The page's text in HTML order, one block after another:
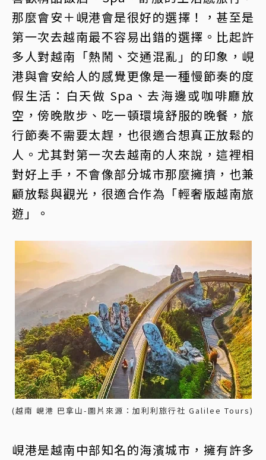
那麼會安＋峴港會是很好的選擇！，甚至是
第一次去越南最不容易出錯的選擇。比起許
多人對越南「熱鬧、交通混亂」的印象，峴
港與會安給人的感覺更像是一種慢節奏的度
假生活：白天做 Spa、去海邊或咖啡廳放
空，傍晚散步、吃一頓環境舒服的晚餐，旅
行節奏不需要太趕，也很適合想真正放鬆的
人。尤其對第一次去越南的人來說，這裡相
對好上手，不會像部分城市那麼擁擠，也兼
顧放鬆與觀光，很適合作為「輕奢版越南旅
遊」。
(越南 峴港 巴拿山-圖片來源：加利利旅行社 Galilee Tours)
峴港是越南中部知名的海濱城市，擁有許多